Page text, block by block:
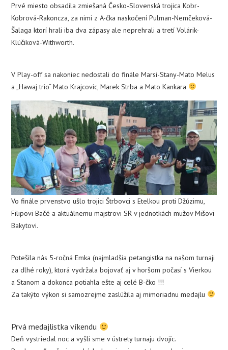
Prvé miesto obsadila zmiešaná Česko-Slovenská trojica Kobr-
Kobrová-Rakoncza, za nimi z A-čka naskočení Pulman-Nemčeková-
Šalaga ktorí hrali iba dva zápasy ale neprehrali a tretí Volárik-
Klúčiková-Withworth.
V Play-off sa nakoniec nedostali do finále Marsi-Stany-Mato Melus
a „Hawaj trio“ Mato Krajcovic, Marek Strba a Mato Kankara
Vo finále prvenstvo ušlo trojici Štrbovci s Etelkou proti Džúzimu,
Filipovi Bačé a aktuálnemu majstrovi SR v jednotkách mužov Mišovi
Bakytovi.
Potešila nás 5-ročná Emka (najmladšia petangistka na našom turnaji
za dlhé roky), ktorá vydržala bojovať aj v horšom počasí s Vierkou
a Stanom a dokonca potiahla ešte aj celé B-čko !!!
Za takýto výkon si samozrejme zaslúžila aj mimoriadnu medajlu
Prvá medajlistka víkendu
Deň vystriedal noc a vyšli sme v ústrety turnaju dvojíc.